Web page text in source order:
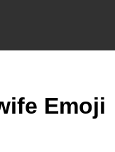
Emoji